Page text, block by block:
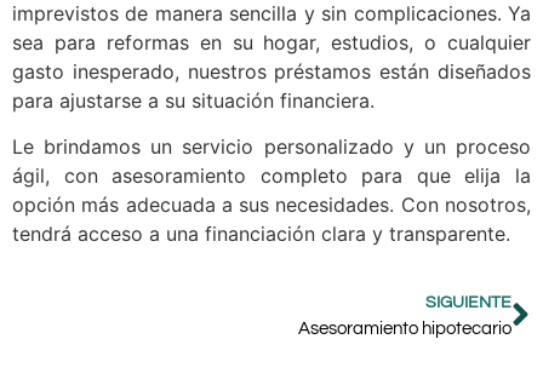
imprevistos de manera sencilla y sin complicaciones. Ya
sea para reformas en su hogar, estudios, o cualquier
gasto inesperado, nuestros préstamos están diseñados
para ajustarse a su situación financiera.
Le brindamos un servicio personalizado y un proceso
ágil, con asesoramiento completo para que elija la
opción más adecuada a sus necesidades. Con nosotros,
tendrá acceso a una financiación clara y transparente.
SIGUIENTE
Asesoramiento hipotecario